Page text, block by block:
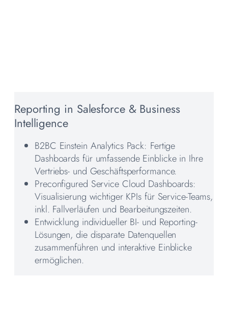
Reporting in Salesforce & Business
Intelligence
B2BC Einstein Analytics Pack: Fertige
Dashboards für umfassende Einblicke in Ihre
Vertriebs- und Geschäftsperformance.
Preconfigured Service Cloud Dashboards:
Visualisierung wichtiger KPIs für Service-Teams,
inkl. Fallverläufen und Bearbeitungszeiten.
Entwicklung individueller BI- und Reporting-
Lösungen, die disparate Datenquellen
zusammenführen und interaktive Einblicke
ermöglichen.